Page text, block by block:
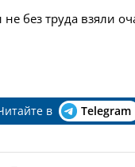
без труда взяли
в Telegram